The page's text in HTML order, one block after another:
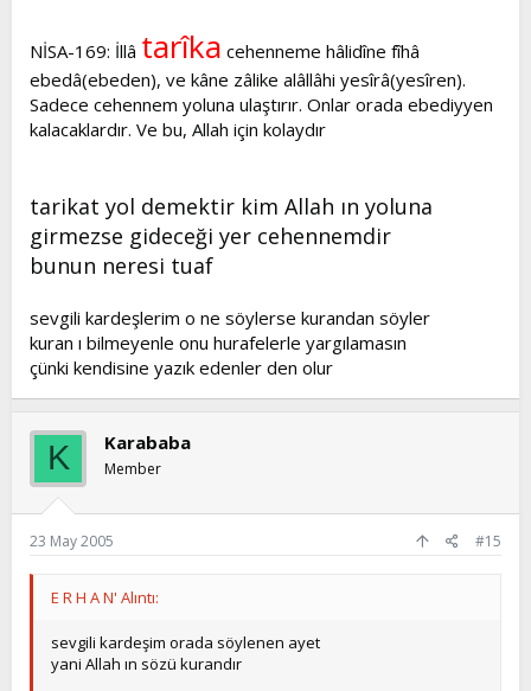
NİSA-169: İllâ tarîka cehenneme hâlidîne fîhâ
ebedâ(ebeden), ve kâne zâlike alâllâhi yesîrâ(yesîren).
Sadece cehennem yoluna ulaştırır. Onlar orada ebediyyen
kalacaklardır. Ve bu, Allah için kolaydır
tarikat yol demektir kim Allah ın yoluna
girmezse gideceği yer cehennemdir
bunun neresi tuaf
sevgili kardeşlerim o ne söylerse kurandan söyler
kuran ı bilmeyenle onu hurafelerle yargılamasın
çünki kendisine yazık edenler den olur
K Karababa
Member
23 May 2005 #15
E R H A N' Alıntı:
sevgili kardeşim orada söylenen ayet
yani Allah ın sözü kurandır